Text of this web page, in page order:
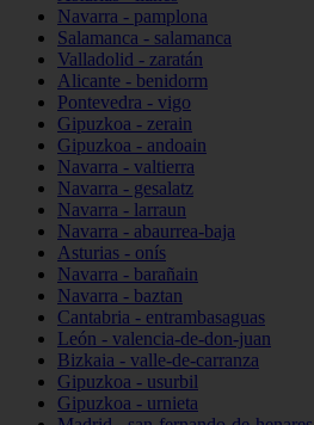
Navarra - pamplona
Salamanca - salamanca
Valladolid - zaratán
Alicante - benidorm
Pontevedra - vigo
Gipuzkoa - zerain
Gipuzkoa - andoain
Navarra - valtierra
Navarra - gesalatz
Navarra - larraun
Navarra - abaurrea-baja
Asturias - onís
Navarra - barañain
Navarra - baztan
Cantabria - entrambasaguas
León - valencia-de-don-juan
Bizkaia - valle-de-carranza
Gipuzkoa - usurbil
Gipuzkoa - urnieta